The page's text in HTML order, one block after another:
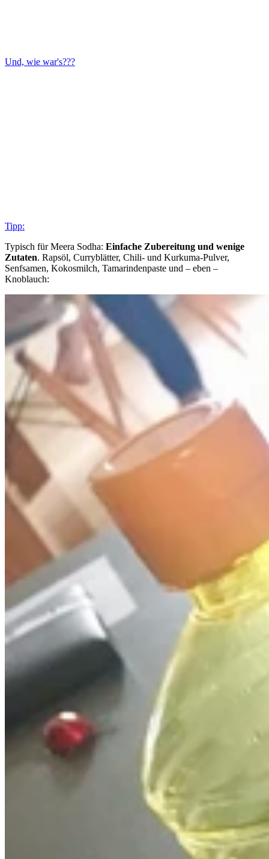
Und, wie war's???
Tipp:
Typisch für Meera Sodha: Einfache Zubereitung und wenige
Zutaten. Rapsöl, Curryblätter, Chili- und Kurkuma-Pulver,
Senfsamen, Kokosmilch, Tamarindenpaste und – eben –
Knoblauch: